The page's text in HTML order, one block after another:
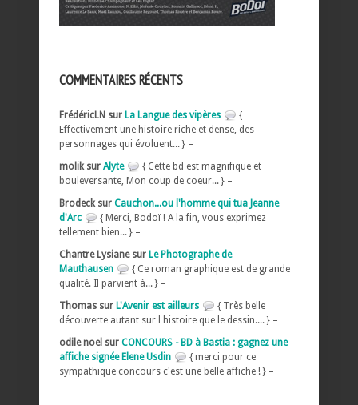
COMMENTAIRES RÉCENTS
FrédéricLN sur La Langue des vipères
{
Effectivement une histoire riche et dense, des
personnages qui évoluent... } –
molik sur Alyte
{ Cette bd est magnifique et
bouleversante, Mon coup de coeur... } –
Brodeck sur Cauchon...ou l'homme qui tua Jeanne
d'Arc
{ Merci, Bodoï ! A la fin, vous exprimez
tellement bien... } –
Chantre Lysiane sur Le Photographe de
Mauthausen
{ Ce roman graphique est de grande
qualité. Il parvient à... } –
Thomas sur L'Avenir est ailleurs
{ Très belle
découverte autant sur l histoire que le dessin.... } –
odile noel sur CONCOURS - BD à Bastia : gagnez une
affiche signée Elene Usdin
{ merci pour ce
sympathique concours c'est une belle affiche ! } –